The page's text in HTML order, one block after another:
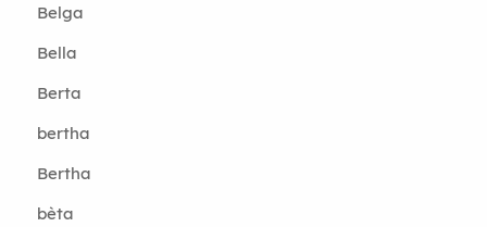
Belga
Bella
Berta
bertha
Bertha
bèta